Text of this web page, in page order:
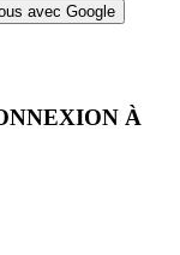
avec Google
À